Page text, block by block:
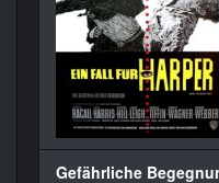
Gefährliche